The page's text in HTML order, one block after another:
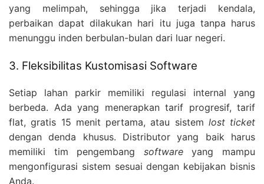
yang melimpah, sehingga jika terjadi kendala,
perbaikan dapat dilakukan hari itu juga tanpa harus
menunggu inden berbulan-bulan dari luar negeri.
3. Fleksibilitas Kustomisasi Software
Setiap lahan parkir memiliki regulasi internal yang
berbeda. Ada yang menerapkan tarif progresif, tarif
flat, gratis 15 menit pertama, atau sistem lost ticket
dengan denda khusus. Distributor yang baik harus
memiliki tim pengembang softwareyang mampu
mengonfigurasi sistem sesuai dengan kebijakan bisnis
Anda.